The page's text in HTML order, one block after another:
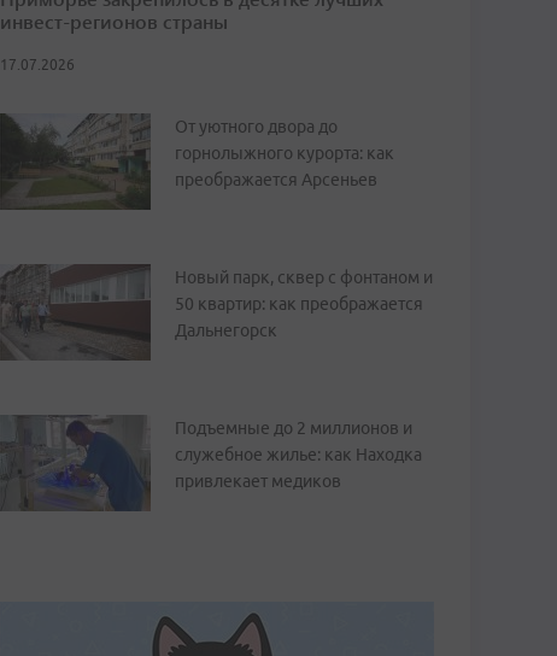
инвест-регионов страны
17.07.2026
От уютного двора до
горнолыжного курорта: как
преображается Арсеньев
Новый парк, сквер с фонтаном и
50 квартир: как преображается
Дальнегорск
Подъемные до 2 миллионов и
служебное жилье: как Находка
привлекает медиков